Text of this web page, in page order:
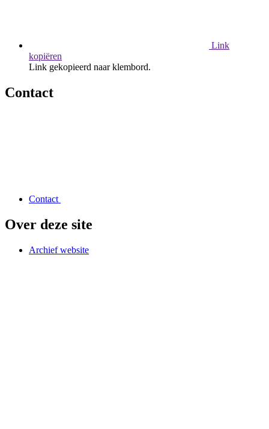
Link
kopiëren
Link gekopieerd naar klembord.
Contact
Contact
Over deze site
Archief website